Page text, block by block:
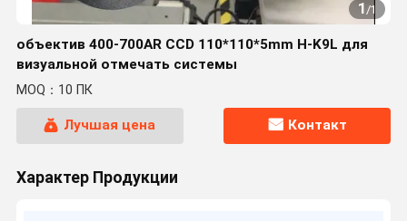
1/1
объектив 400-700AR CCD 110*110*5mm H-K9L для
визуальной отмечать системы
MOQ：10 ПК
Лучшая цена Контакт
Характер Продукции